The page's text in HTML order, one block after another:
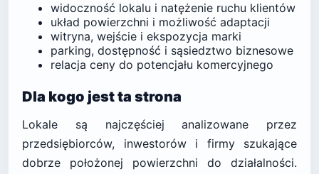
widoczność lokalu i natężenie ruchu klientów
układ powierzchni i możliwość adaptacji
witryna, wejście i ekspozycja marki
parking, dostępność i sąsiedztwo biznesowe
relacja ceny do potencjału komercyjnego
Dla kogo jest ta strona
Lokale są najczęściej analizowane przez
przedsiębiorców, inwestorów i firmy szukające
dobrze położonej powierzchni do działalności.